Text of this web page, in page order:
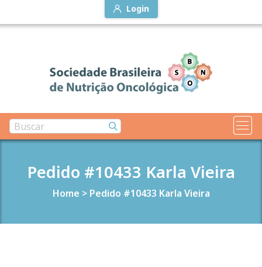
Login
Pedido #10433 Karla Vieira
Home > Pedido #10433 Karla Vieira